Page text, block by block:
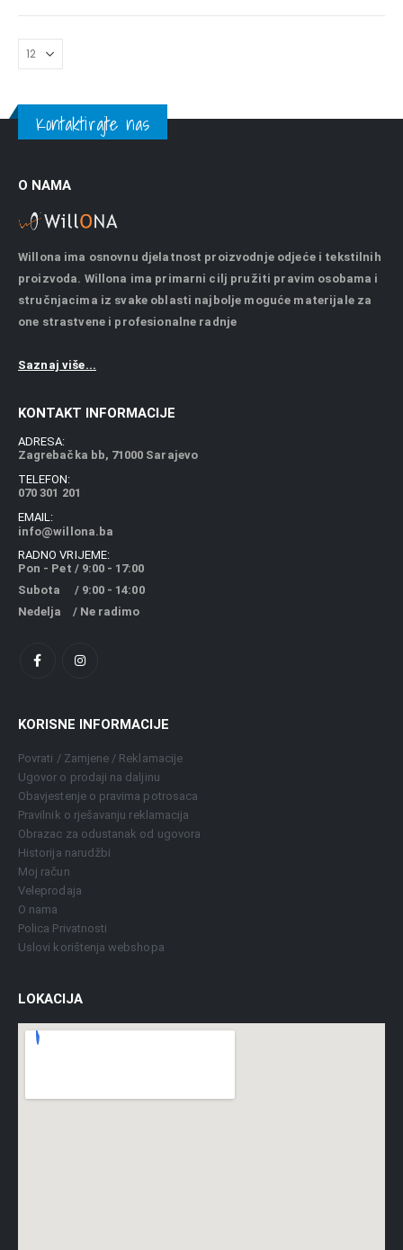
Kontaktirajte nas
O NAMA
Willona ima osnovnu djelatnost proizvodnje odjeće i tekstilnih
proizvoda. Willona ima primarni cilj pružiti pravim osobama i
stručnjacima iz svake oblasti najbolje moguće materijale za
one strastvene i profesionalne radnje
Saznaj više...
KONTAKT INFORMACIJE
ADRESA:
Zagrebačka bb, 71000 Sarajevo
TELEFON:
070 301 201
EMAIL:
info@willona.ba
RADNO VRIJEME:
Pon - Pet / 9:00 - 17:00
Subota / 9:00 - 14:00
Nedelja / Ne radimo
KORISNE INFORMACIJE
Povrati / Zamjene / Reklamacije
Ugovor o prodaji na daljinu
Obavjestenje o pravima potrosaca
Pravilnik o rješavanju reklamacija
Obrazac za odustanak od ugovora
Historija narudžbi
Moj račun
Veleprodaja
O nama
Polica Privatnosti
Uslovi korištenja webshopa
LOKACIJA